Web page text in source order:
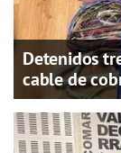
Detenidos
cable de